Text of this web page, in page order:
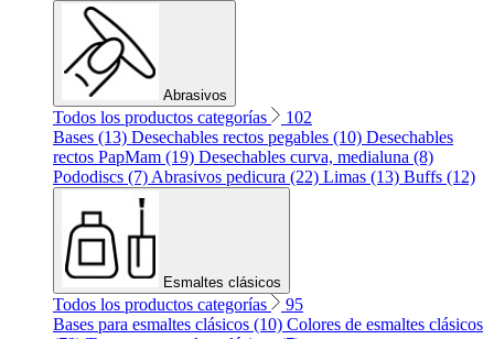
Abrasivos
Todos los productos categorías
102
Bases (13) Desechables rectos pegables (10) Desechables
rectos PapMam (19) Desechables curva, medialuna (8)
Pododiscs (7) Abrasivos pedicura (22) Limas (13) Buffs (12)
Esmaltes clásicos
Todos los productos categorías
95
Bases para esmaltes clásicos (10) Colores de esmaltes clásicos